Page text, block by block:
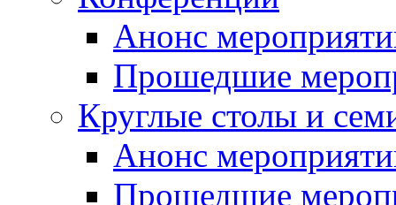
Анонс
Прошедшие
Круглые столы и
Анонс
Прошедшие